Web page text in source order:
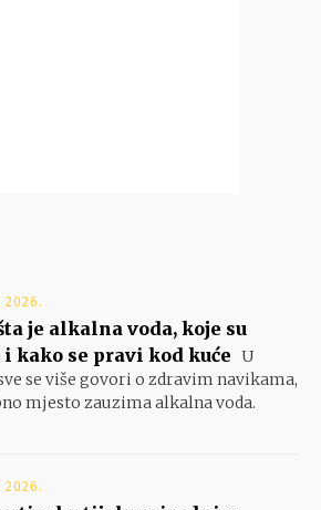
2026.
je alkalna voda, koje su
kako se pravi kod kuće U
se više govori o zdravim navikama,
mjesto zauzima alkalna voda.
2026.